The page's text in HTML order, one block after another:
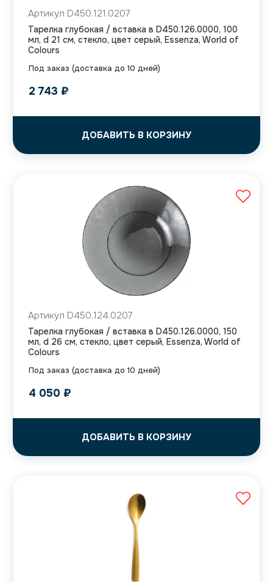
Под заказ (доставка до 10 дней)
Артикул D450.121.0207
Тарелка глубокая / вставка в D450.126.0000, 100
мл, d 21 см, стекло, цвет серый, Essenza, World of
Colours
2 743 ₽
ДОБАВИТЬ В КОРЗИНУ
Под заказ (доставка до 10 дней)
Артикул D450.124.0207
Тарелка глубокая / вставка в D450.126.0000, 150
мл, d 26 см, стекло, цвет серый, Essenza, World of
Colours
4 050 ₽
ДОБАВИТЬ В КОРЗИНУ